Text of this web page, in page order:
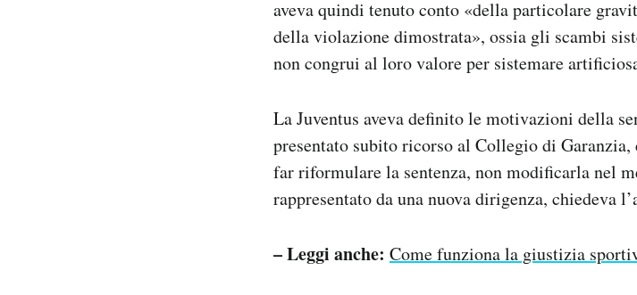
aveva quindi tenuto conto «della particolare
della violazione dimostrata», ossia gli scambi
non congrui al loro valore per sistemare
La Juventus aveva definito le motivazioni della
presentato subito ricorso al Collegio di
far riformulare la sentenza, non modificarla nel
rappresentato da una nuova dirigenza, chiedeva
– Leggi anche: Come funziona la giustizia